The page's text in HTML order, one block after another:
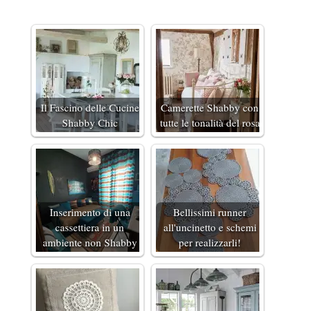
Il Fascino delle Cucine
Shabby Chic
Camerette Shabby con
tutte le tonalità del rosa
Inserimento di una
cassettiera in un
ambiente non Shabby
Bellissimi runner
all'uncinetto e schemi
per realizzarli!